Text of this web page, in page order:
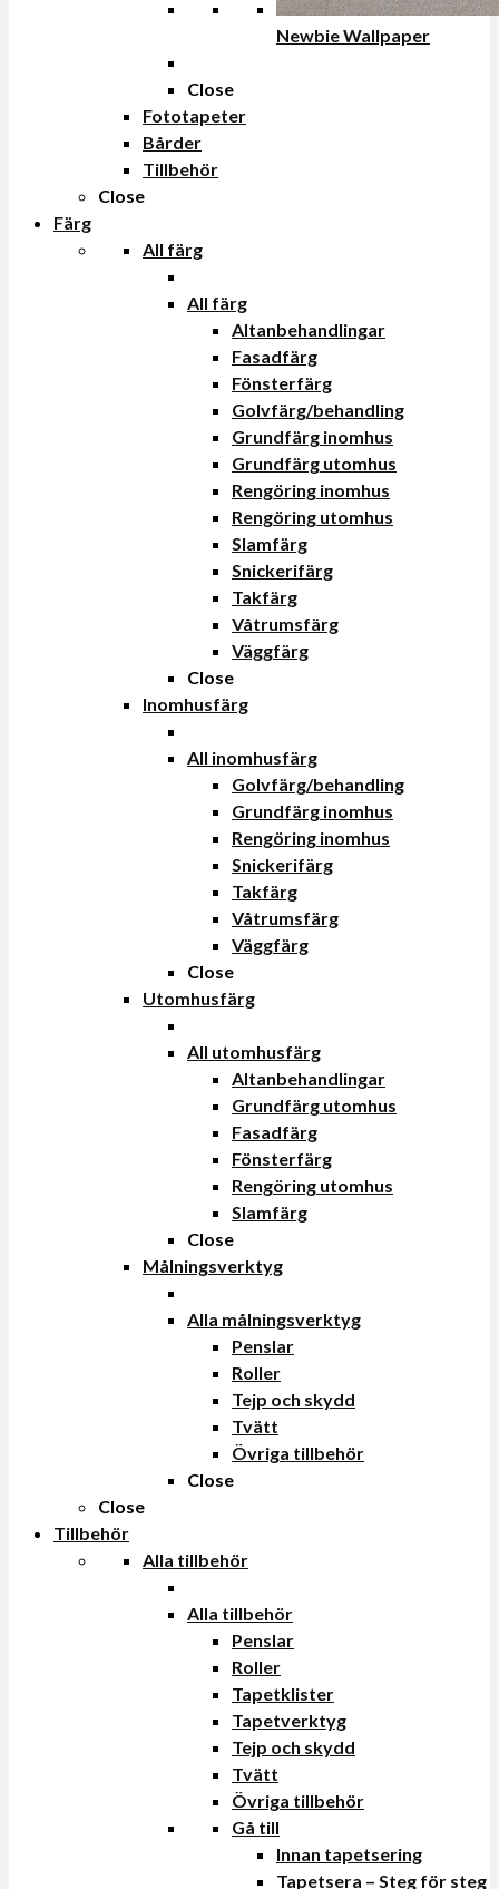
Newbie Wallpaper
Close
Fototapeter
Bårder
Tillbehör
Close
Färg
All färg
All färg
Altanbehandlingar
Fasadfärg
Fönsterfärg
Golvfärg/behandling
Grundfärg inomhus
Grundfärg utomhus
Rengöring inomhus
Rengöring utomhus
Slamfärg
Snickerifärg
Takfärg
Våtrumsfärg
Väggfärg
Close
Inomhusfärg
All inomhusfärg
Golvfärg/behandling
Grundfärg inomhus
Rengöring inomhus
Snickerifärg
Takfärg
Våtrumsfärg
Väggfärg
Close
Utomhusfärg
All utomhusfärg
Altanbehandlingar
Grundfärg utomhus
Fasadfärg
Fönsterfärg
Rengöring utomhus
Slamfärg
Close
Målningsverktyg
Alla målningsverktyg
Penslar
Roller
Tejp och skydd
Tvätt
Övriga tillbehör
Close
Close
Tillbehör
Alla tillbehör
Alla tillbehör
Penslar
Roller
Tapetklister
Tapetverktyg
Tejp och skydd
Tvätt
Övriga tillbehör
Gå till
Innan tapetsering
Tapetsera – Steg för steg